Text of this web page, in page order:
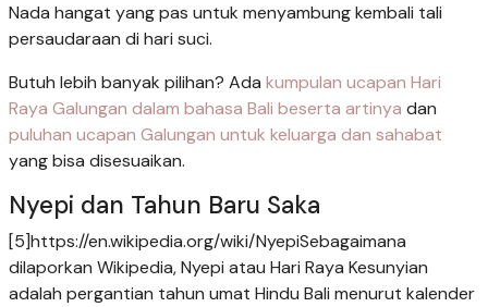
Nada hangat yang pas untuk menyambung kembali tali
persaudaraan di hari suci.
Butuh lebih banyak pilihan? Ada kumpulan ucapan Hari
Raya Galungan dalam bahasa Bali beserta artinya dan
puluhan ucapan Galungan untuk keluarga dan sahabat
yang bisa disesuaikan.
Nyepi dan Tahun Baru Saka
[5]https://en.wikipedia.org/wiki/NyepiSebagaimana
dilaporkan Wikipedia, Nyepi atau Hari Raya Kesunyian
adalah pergantian tahun umat Hindu Bali menurut kalender